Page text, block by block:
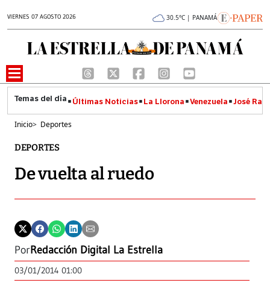
VIERNES 07 AGOSTO 2026 30.5°C | PANAMÁ
Últimas Noticias La Llorona Venezuela José
Inicio> Deportes
DEPORTES
De vuelta al ruedo
PorRedacción Digital La Estrella
03/01/2014 01:00